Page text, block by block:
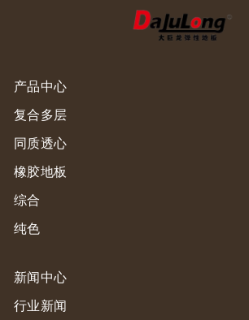
产品中心
复合多层
同质透心
橡胶地板
综合
纯色
新闻中心
行业新闻